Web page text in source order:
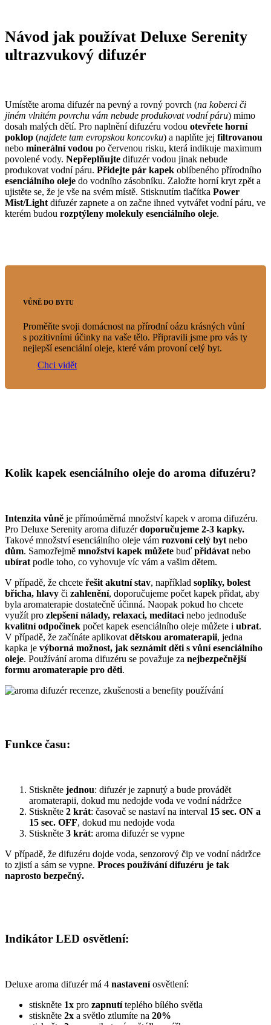
Návod jak používat Deluxe Serenity
ultrazvukový difuzér
Umístěte aroma difuzér na pevný a rovný povrch (na koberci či
jiném vlnitém povrchu vám nebude produkovat vodní páru) mimo
dosah malých dětí. Pro naplnění difuzéru vodou otevřete horní
poklop (najdete tam evropskou koncovku) a naplňte jej filtrovanou
nebo minerální vodou po červenou risku, která indikuje maximum
povolené vody. Nepřeplňujte difuzér vodou jinak nebude
produkovat vodní páru. Přidejte pár kapek oblíbeného přírodního
esenciálního oleje do vodního zásobníku. Založte horní kryt zpět a
ujistěte se, že je vše na svém místě. Stisknutím tlačítka Power
Mist/Light difuzér zapnete a on začne ihned vytvářet vodní páru, ve
kterém budou rozptýleny molekuly esenciálního oleje.
VŮNĚ DO BYTU
Proměňte svoji domácnost na přírodní oázu krásných vůní
s pozitivními účinky na vaše tělo. Připravili jsme pro vás ty
nejlepší esenciální oleje, které vám provoní celý byt.
Chci vidět
Kolik kapek esenciálního oleje do aroma difuzéru?
Intenzita vůně je přímoúměrná množství kapek v aroma difuzéru.
Pro Deluxe Serenity aroma difuzérdoporučujeme 2-3 kapky.
Takové množství esenciálního oleje vám rozvoní celý byt nebo
dům. Samozřejmě množství kapek můžete buď přidávat nebo
ubírat podle toho, co vyhovuje víc vám a vašim dětem.
V případě, že chcete řešit akutní stav, například soplíky, bolest
břicha, hlavy či zahlenění, doporučujeme počet kapek přidat, aby
byla aromaterapie dostatečně účinná. Naopak pokud ho chcete
využít pro zlepšení nálady, relaxaci, meditaci nebo jednoduše
kvalitní odpočinek počet kapek esenciálního oleje můžete i ubrat.
V případě, že začínáte aplikovat dětskou aromaterapii, jedna
kapka je výborná možnost, jak seznámit děti s vůní esenciálního
oleje. Používání aroma difuzéru se považuje za nejbezpečnější
formu aromaterapie pro děti.
Funkce času:
Stiskněte jednou: difuzér je zapnutý a bude provádět
aromaterapii, dokud mu nedojde voda ve vodní nádržce
Stiskněte 2 krát: časovač se nastaví na interval 15 sec. ON a
15 sec. OFF, dokud mu nedojde voda
Stiskněte 3 krát: aroma difuzér se vypne
V případě, že difuzéru dojde voda, senzorový čip ve vodní nádržce
to zjistí a sám se vypne. Proces používání difuzéru je tak
naprosto bezpečný.
Indikátor LED osvětlení:
Deluxe aroma difuzér má 4 nastaveníosvětlení:
stiskněte 1x pro zapnutíteplého bílého světla
stiskněte 2x a světlo ztlumíte na 20%